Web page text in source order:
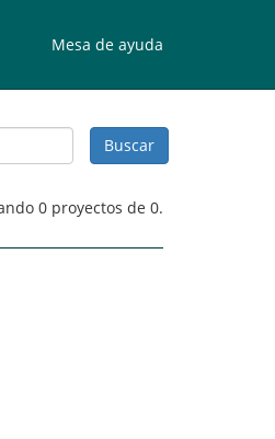
Mesa de ayuda
0 proyectos de 0.